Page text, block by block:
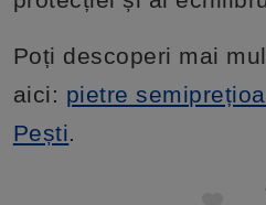
Poți descoperi mai
aici: pietre
Pești.